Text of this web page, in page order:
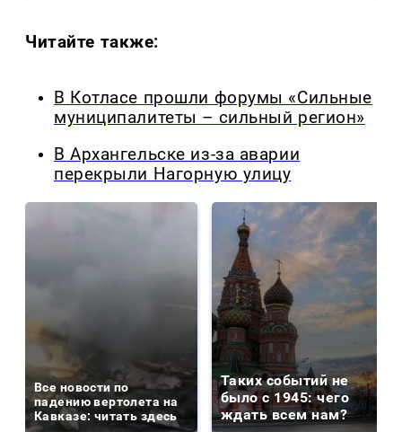
Читайте также:
В Котласе прошли форумы «Сильные
муниципалитеты – сильный регион»
В Архангельске из-за аварии
перекрыли Нагорную улицу
Все новости по
падению вертолета на
Кавказе: читать здесь
Таких событий не
было с 1945: чего
ждать всем нам?